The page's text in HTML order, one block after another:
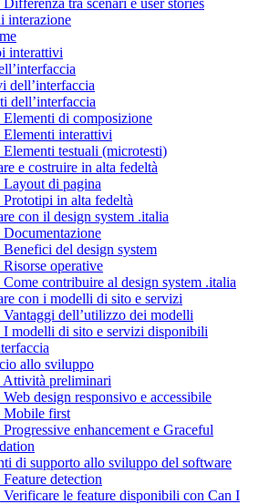
Differenza tra scenari e user stories
interazione
interattivi
dell’interfaccia
dell’interfaccia
Elementi di composizione
Elementi interattivi
Elementi testuali (microtesti)
e costruire in alta fedeltà
Layout di pagina
Prototipi in alta fedeltà
con il design system .italia
Documentazione
Benefici del design system
operative
Come contribuire al design system .italia
con i modelli di sito e servizi
Vantaggi dell’utilizzo dei modelli
I modelli di sito e servizi disponibili
allo sviluppo
Attività preliminari
design responsivo e accessibile
Mobile first
enhancement e Graceful
di supporto allo sviluppo del software
detection
Verificare le feature disponibili con Can I